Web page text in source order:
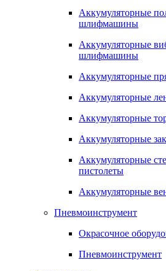
Аккумуляторные
шлифмашины
Аккумуляторные
шлифмашины
Аккумуляторные
Аккумуляторные
Аккумуляторные
Аккумуляторные
Аккумуляторные
пистолеты
Аккумуляторные
Пневмоинструмент
Окрасочное
Пневмоинструмент